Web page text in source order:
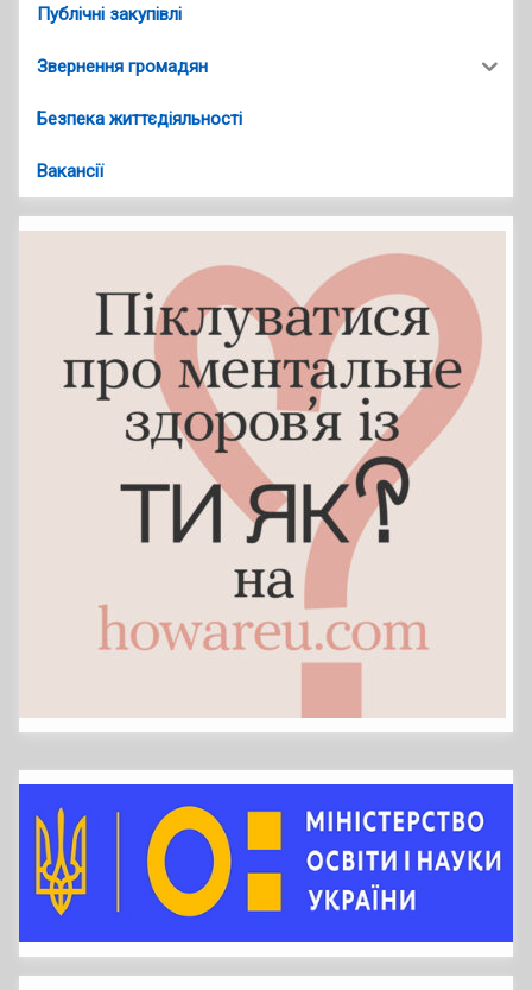
Публічні закупівлі
Звернення громадян
Безпека життєдіяльності
Вакансії